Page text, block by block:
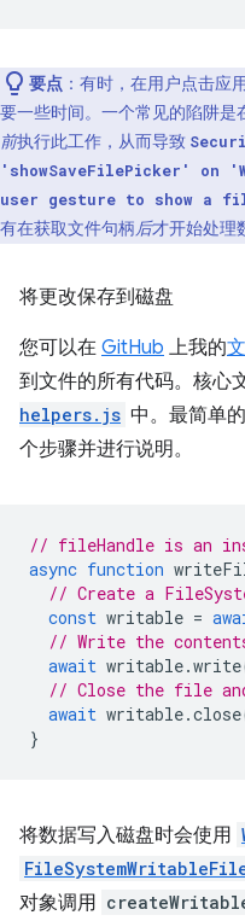
要点 ：有时，在用户点击应
要一些时间。一个常见的陷阱是
前执行此工作，从而导致
'showSaveFilePicker' on
user gesture to show a
有在获取文件句柄后才开始处理
将更改保存到磁盘
您可以在 GitHub 上我的
到文件的所有代码。核心
helpers.js 中。最简单
个步骤并进行说明。
// fileHandle is an
async function
// Create a
const writable =
// Write the
await writable.write
// Close the file
await writable.close
}
将数据写入磁盘时会使用
对象调用